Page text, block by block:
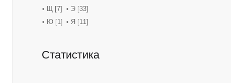
Щ [7] Э [33]
Ю [1] Я [11]
Статистика